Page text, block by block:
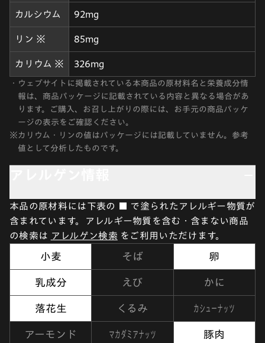
カルシウム 92mg
リン ※ 85mg
カリウム ※ 326mg
・ ウェブサイトに掲載されている本商品の原材料名と栄養成分情
報は、商品パッケージに記載されている内容と異なる場合があ
ります。ご購入、お召し上がりの際には、お手元の商品パッケ
ージの表示をご確認ください。
※ カリウム・リンの値はパッケージには記載していません。参考
値として分析したものです。
本品の原材料には下表の ■ で塗られたアレルギー物質が
含まれています。アレルギー物質を含む・含まない商品
の検索は アレルゲン検索 をご利用いただけます。
小麦 そば 卵
乳成分 えび かに
落花生 くるみ カシューナッツ
アーモンド マカダミアナッツ 豚肉